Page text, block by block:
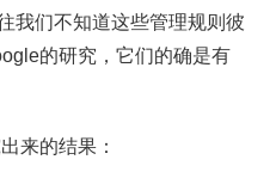
我们不知道这些管理规则彼
的研究，它们的确是有
来的结果：